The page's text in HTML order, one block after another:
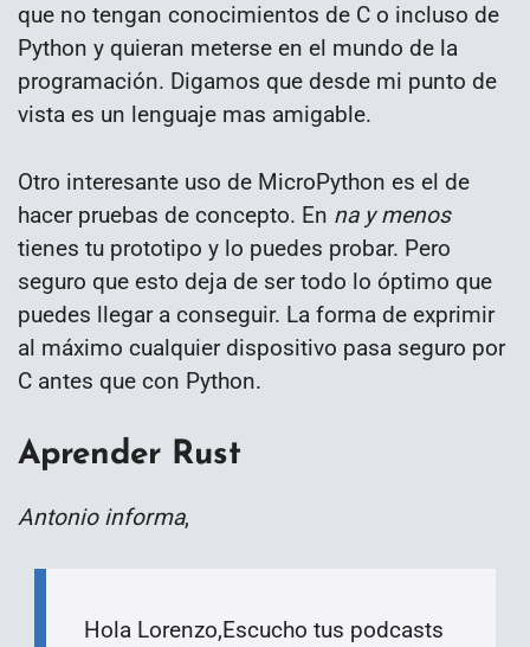
que no tengan conocimientos de C o incluso de
Python y quieran meterse en el mundo de la
programación. Digamos que desde mi punto de
vista es un lenguaje mas amigable.
Otro interesante uso de MicroPython es el de
hacer pruebas de concepto. En na y menos
tienes tu prototipo y lo puedes probar. Pero
seguro que esto deja de ser todo lo óptimo que
puedes llegar a conseguir. La forma de exprimir
al máximo cualquier dispositivo pasa seguro por
C antes que con Python.
Aprender Rust
Antonio informa,
Hola Lorenzo,Escucho tus podcasts